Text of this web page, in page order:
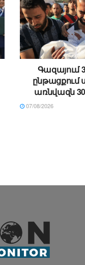
Գազայում
ընթացքում
առնվազն
07/08/2026